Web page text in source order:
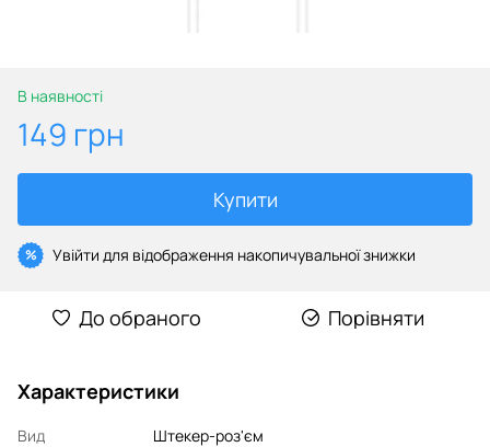
В наявності
149 грн
Купити
% Увійти для відображення накопичувальної знижки
До обраного Порівняти
Характеристики
Вид
Штекер-роз'єм